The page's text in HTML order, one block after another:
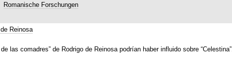
Romanische Forschungen
Reinosa
las comadres” de Rodrigo de Reinosa podrían haber influido sobre “Celestina”.